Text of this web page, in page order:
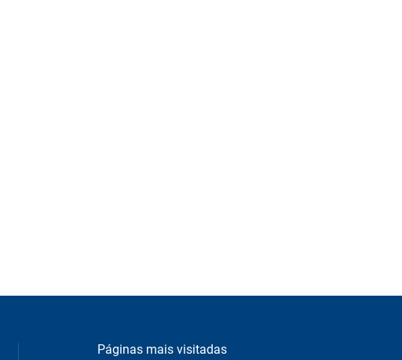
Páginas mais visitadas